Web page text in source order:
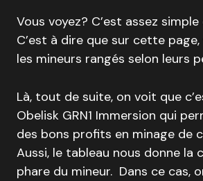
Vous voyez? C’est assez simple
C’est à dire que sur cette
les mineurs rangés selon leurs
Là, tout de suite, on voit que
Obelisk GRN1 Immersion qui
des bons profits en minage de
Aussi, le tableau nous donne la
phare du mineur. Dans ce cas,